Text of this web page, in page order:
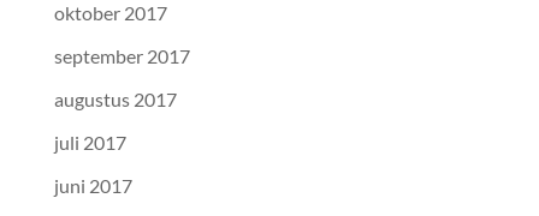
oktober 2017
september 2017
augustus 2017
juli 2017
juni 2017